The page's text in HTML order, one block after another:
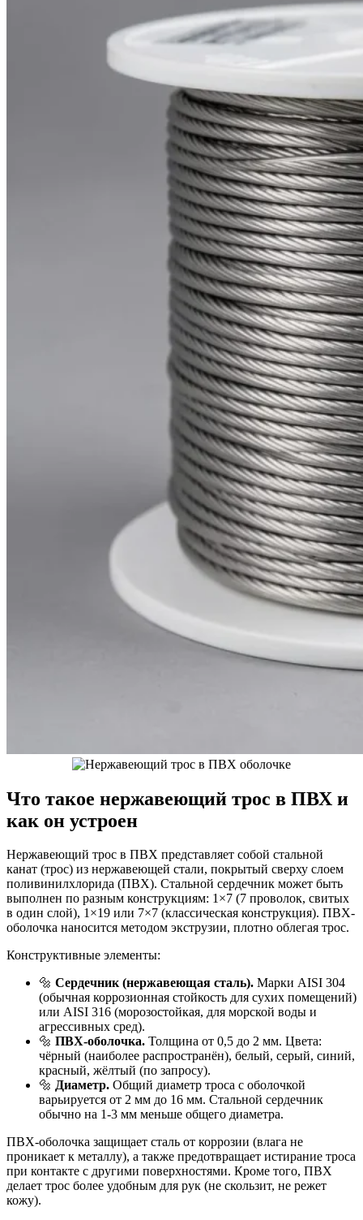
Что такое нержавеющий трос в ПВХ и
как он устроен
Нержавеющий трос в ПВХ представляет собой стальной
канат (трос) из нержавеющей стали, покрытый сверху слоем
поливинилхлорида (ПВХ). Стальной сердечник может быть
выполнен по разным конструкциям: 1×7 (7 проволок, свитых
в один слой), 1×19 или 7×7 (классическая конструкция). ПВХ-
оболочка наносится методом экструзии, плотно облегая трос.
Конструктивные элементы:
🔩 Сердечник (нержавеющая сталь). Марки AISI 304
(обычная коррозионная стойкость для сухих помещений)
или AISI 316 (морозостойкая, для морской воды и
агрессивных сред).
🔩 ПВХ-оболочка. Толщина от 0,5 до 2 мм. Цвета:
чёрный (наиболее распространён), белый, серый, синий,
красный, жёлтый (по запросу).
🔩 Диаметр. Общий диаметр троса с оболочкой
варьируется от 2 мм до 16 мм. Стальной сердечник
обычно на 1-3 мм меньше общего диаметра.
ПВХ-оболочка защищает сталь от коррозии (влага не
проникает к металлу), а также предотвращает истирание троса
при контакте с другими поверхностями. Кроме того, ПВХ
делает трос более удобным для рук (не скользит, не режет
кожу).